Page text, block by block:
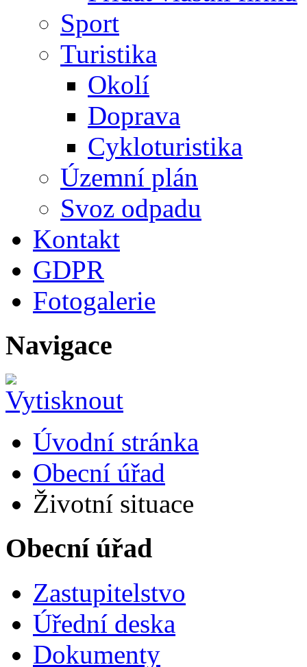
Sport
Turistika
Okolí
Doprava
Cykloturistika
Územní plán
Svoz odpadu
Kontakt
GDPR
Fotogalerie
Navigace
Úvodní stránka
Obecní úřad
Životní situace
Obecní úřad
Zastupitelstvo
Úřední deska
Dokumenty